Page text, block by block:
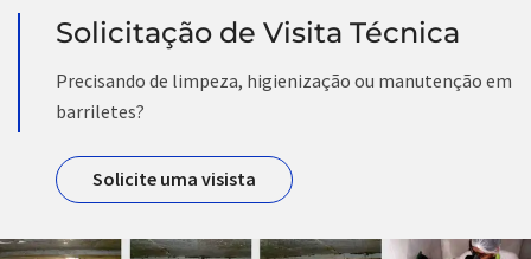
Solicitação de Visita Técnica
Precisando de limpeza, higienização ou manutenção em
barriletes?
Solicite uma visista